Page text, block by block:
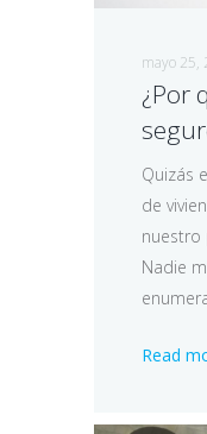
mayo 25,
¿Por
Quizás
de
nuestro
Nadie
Read